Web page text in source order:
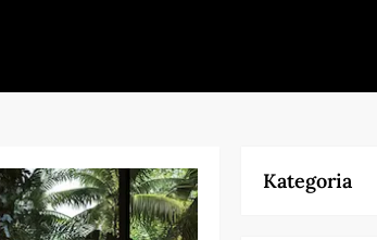
Kategoria